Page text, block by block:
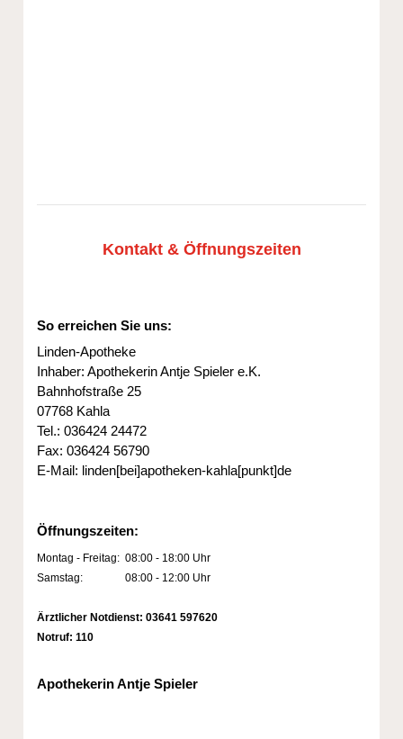
Kontakt & Öffnungszeiten
So erreichen Sie uns:
Linden-Apotheke
Inhaber: Apothekerin Antje Spieler e.K.
Bahnhofstraße 25
07768 Kahla
Tel.: 036424 24472
Fax: 036424 56790
E-Mail: linden[bei]apotheken-kahla[punkt]de
Öffnungszeiten:
Montag - Freitag: 08:00 - 18:00 Uhr
Samstag:
08:00 - 12:00 Uhr
Ärztlicher Notdienst: 03641 597620
Notruf: 110
Apothekerin Antje Spieler